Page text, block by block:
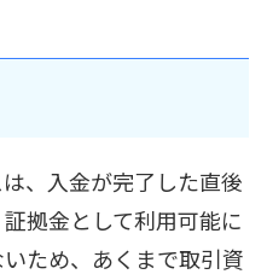
、入金が完了した直後
拠金として利用可能に
ため、あくまで取引資